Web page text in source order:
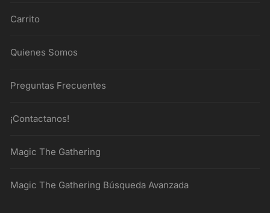
Carrito
Quienes Somos
Preguntas Frecuentes
¡Contactanos!
Magic The Gathering
Magic The Gathering Búsqueda Avanzada